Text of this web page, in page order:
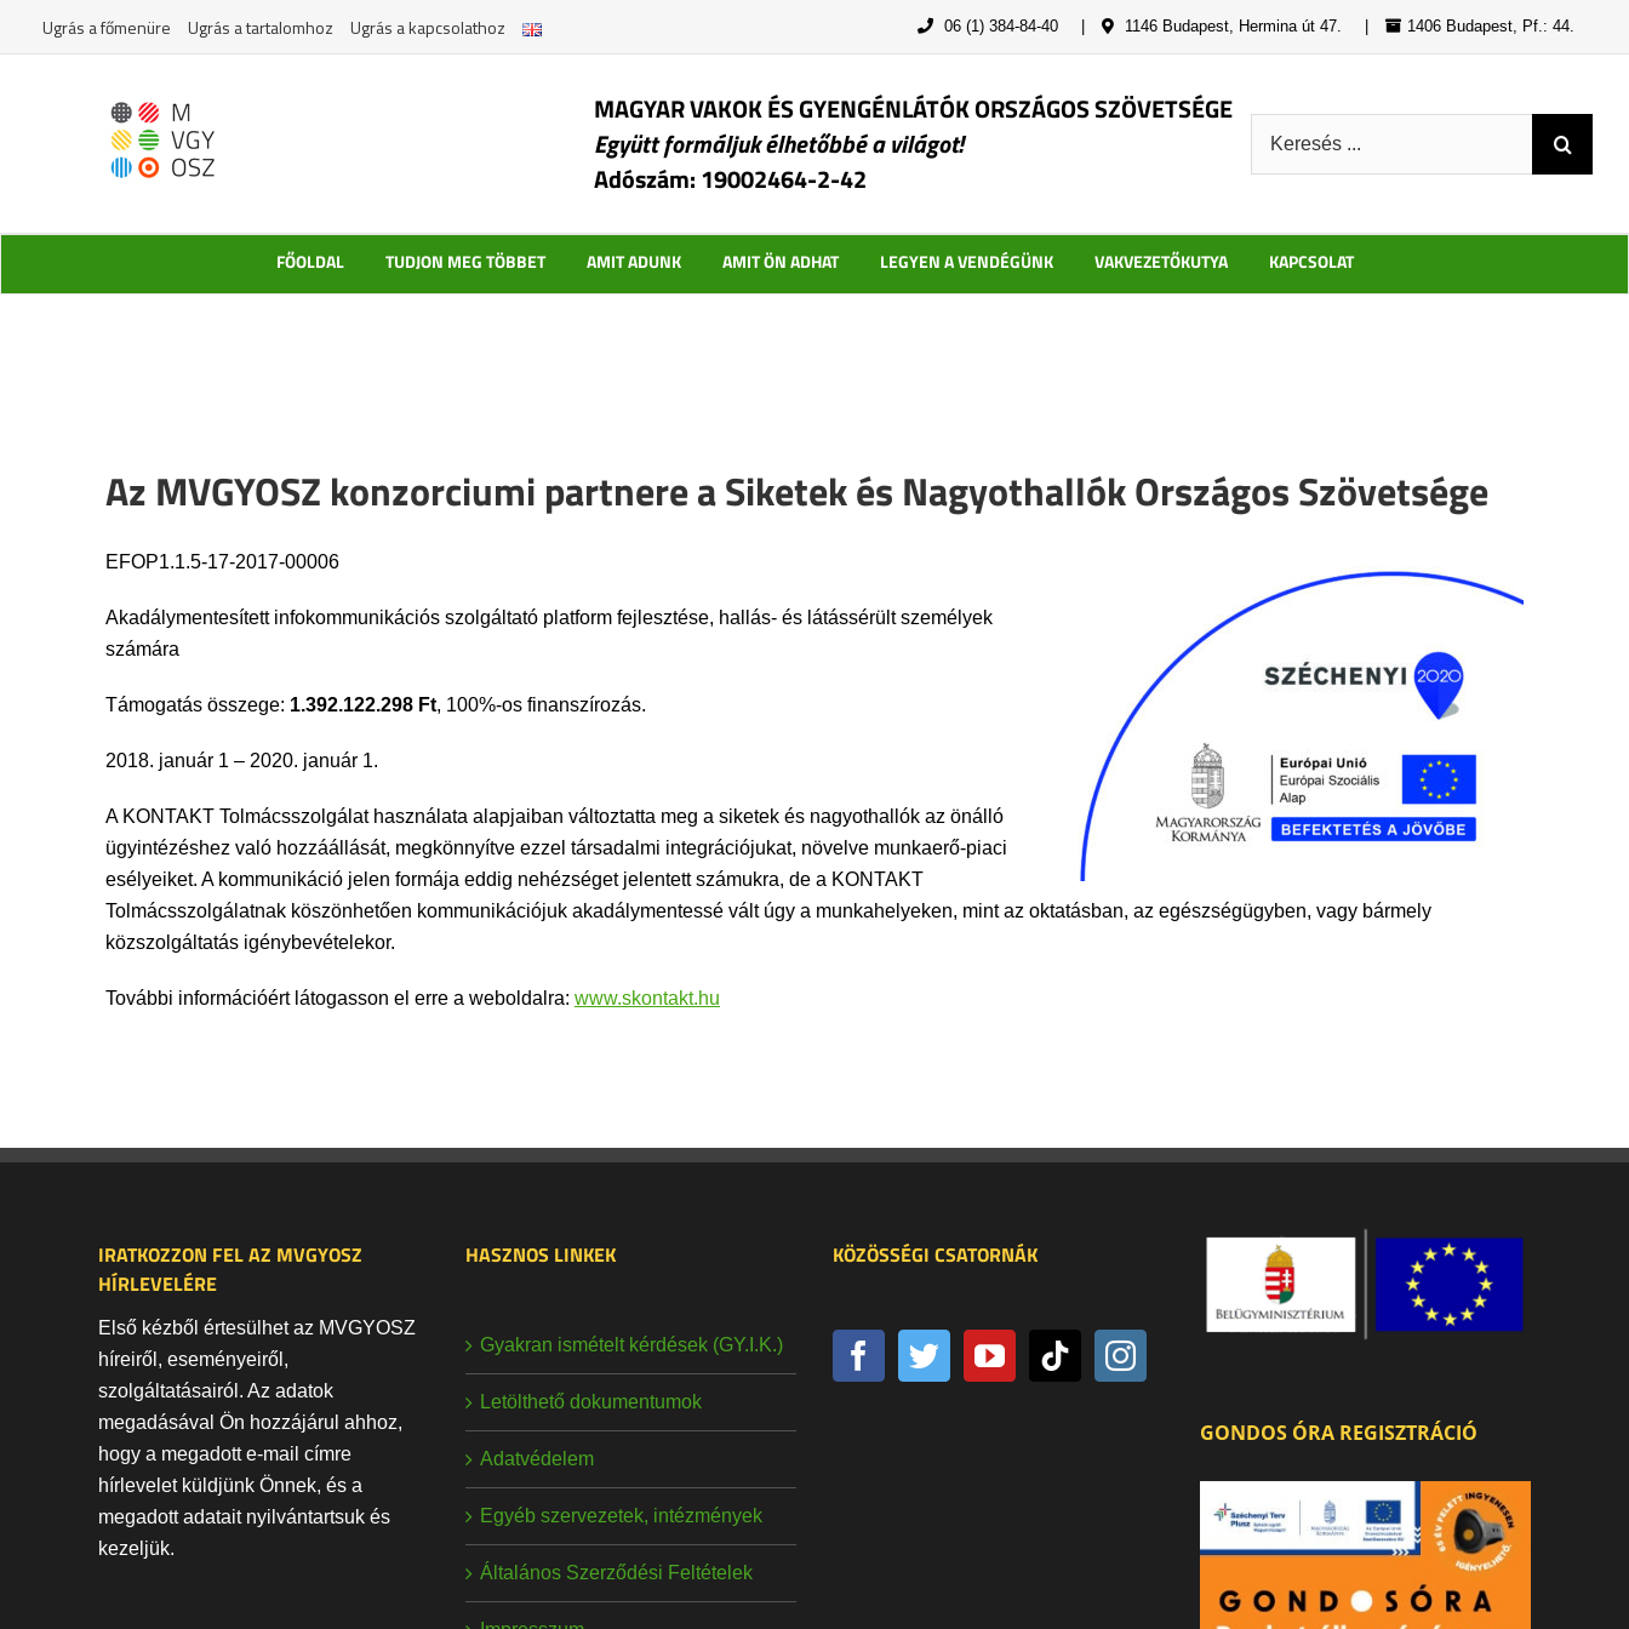
Ugrás a főmenüre Ugrás a tartalomhoz Ugrás a kapcsolathoz 06 (1) 384-84-40 1146 Budapest, Hermina út 47. 1406 Budapest, Pf.: 44.
MAGYAR VAKOK ÉS GYENGÉNLÁTÓK ORSZÁGOS SZÖVETSÉGE
Együtt formáljuk élhetőbbé a világot!
Adószám: 19002464-2-42
FŐOLDAL TUDJON MEG TÖBBET AMIT ADUNK AMIT ÖN ADHAT LEGYEN A VENDÉGÜNK VAKVEZETŐKUTYA KAPCSOLAT
Az MVGYOSZ konzorciumi partnere a Siketek és Nagyothallók Országos Szövetsége
EFOP1.1.5-17-2017-00006
Akadálymentesített infokommunikációs szolgáltató platform fejlesztése, hallás- és látássérült személyek
számára
Támogatás összege: 1.392.122.298 Ft, 100%-os finanszírozás.
2018. január 1 – 2020. január 1.
A KONTAKT Tolmácsszolgálat használata alapjaiban változtatta meg a siketek és nagyothallók az önálló
ügyintézéshez való hozzáállását, megkönnyítve ezzel társadalmi integrációjukat, növelve munkaerő-piaci
esélyeiket. A kommunikáció jelen formája eddig nehézséget jelentett számukra, de a KONTAKT
Tolmácsszolgálatnak köszönhetően kommunikációjuk akadálymentessé vált úgy a munkahelyeken, mint az oktatásban, az egészségügyben, vagy bármely
közszolgáltatás igénybevételekor.
További információért látogasson el erre a weboldalra: www.skontakt.hu
IRATKOZZON FEL AZ MVGYOSZ
HÍRLEVELÉRE
Első kézből értesülhet az MVGYOSZ
híreiről, eseményeiről,
szolgáltatásairól. Az adatok
megadásával Ön hozzájárul ahhoz,
hogy a megadott e-mail címre
hírlevelet küldjünk Önnek, és a
megadott adatait nyilvántartsuk és
kezeljük.
HASZNOS LINKEK
Gyakran ismételt kérdések (GY.I.K.)
Letölthető dokumentumok
Adatvédelem
Egyéb szervezetek, intézmények
Általános Szerződési Feltételek
KÖZÖSSÉGI CSATORNÁK
GONDOS ÓRA REGISZTRÁCIÓ